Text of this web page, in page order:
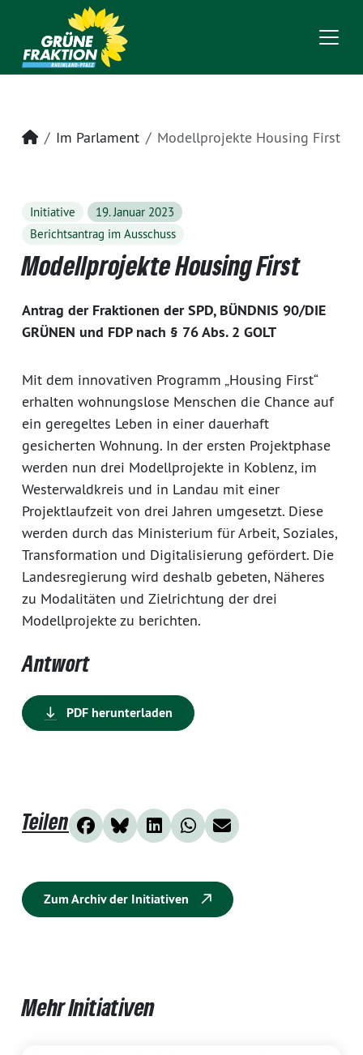
Startseite
Im Parlament Modellprojekte Housing First
Initiative
19. Januar 2023
Berichtsantrag im Ausschuss
Modellprojekte Housing First
Antrag der Fraktionen der SPD, BÜNDNIS 90/DIE
GRÜNEN und FDP nach § 76 Abs. 2 GOLT
Mit dem innovativen Programm „Housing First“
erhalten wohnungslose Menschen die Chance auf
ein geregeltes Leben in einer dauerhaft
gesicherten Wohnung. In der ersten Projektphase
werden nun drei Modellprojekte in Koblenz, im
Westerwaldkreis und in Landau mit einer
Projektlaufzeit von drei Jahren umgesetzt. Diese
werden durch das Ministerium für Arbeit, Soziales,
Transformation und Digitalisierung gefördert. Die
Landesregierung wird deshalb gebeten, Näheres
zu Modalitäten und Zielrichtung der drei
Modellprojekte zu berichten.
Antwort
PDF herunterladen
Teilen
Zum Archiv der Initiativen
Mehr Initiativen